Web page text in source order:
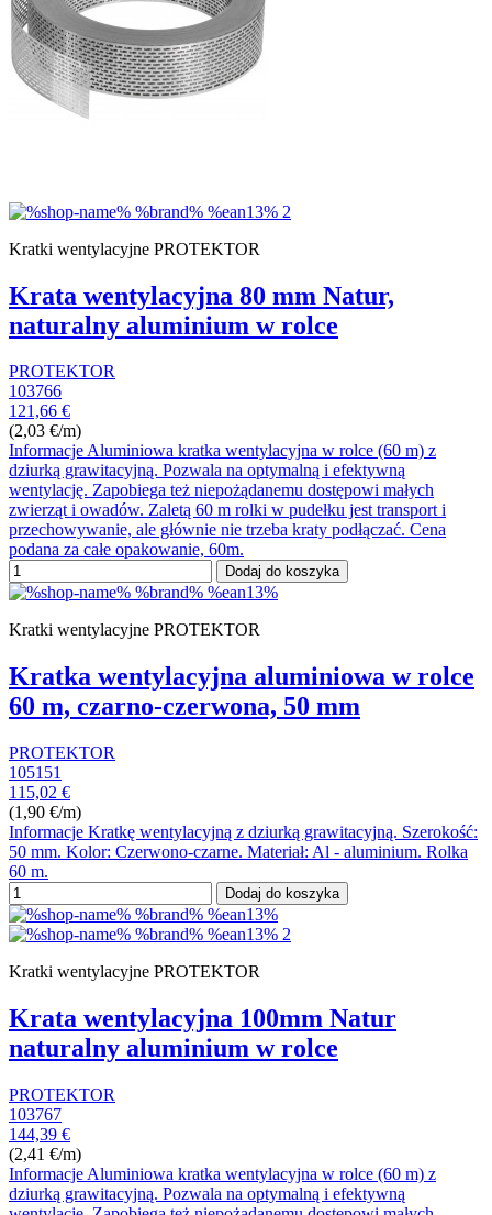
Kratki wentylacyjne PROTEKTOR
Krata wentylacyjna 80 mm Natur,
naturalny aluminium w rolce
PROTEKTOR
103766
121,66 €
(2,03 €/m)
Informacje Aluminiowa kratka wentylacyjna w rolce (60 m) z
dziurką grawitacyjną. Pozwala na optymalną i efektywną
wentylację. Zapobiega też niepożądanemu dostępowi małych
zwierząt i owadów. Zaletą 60 m rolki w pudełku jest transport i
przechowywanie, ale głównie nie trzeba kraty podłączać. Cena
podana za całe opakowanie, 60m.
Dodaj do koszyka
Kratki wentylacyjne PROTEKTOR
Kratka wentylacyjna aluminiowa w rolce
60 m, czarno-czerwona, 50 mm
PROTEKTOR
105151
115,02 €
(1,90 €/m)
Informacje Kratkę wentylacyjną z dziurką grawitacyjną. Szerokość:
50 mm. Kolor: Czerwono-czarne. Materiał: Al - aluminium. Rolka
60 m.
Dodaj do koszyka
Kratki wentylacyjne PROTEKTOR
Krata wentylacyjna 100mm Natur
naturalny aluminium w rolce
PROTEKTOR
103767
144,39 €
(2,41 €/m)
Informacje Aluminiowa kratka wentylacyjna w rolce (60 m) z
dziurką grawitacyjną. Pozwala na optymalną i efektywną